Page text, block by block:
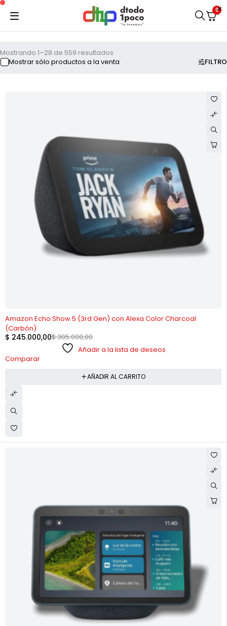
0
FILTRO
Mostrando 1–28 de 559 resultados
Mostrar sólo productos a la venta
Amazon Echo Show 5 (3rd Gen) con Alexa Color Charcoal
(Carbón)
$305.000,00
$ 245.000,00
Añadir a la lista de deseos
Comparar
AÑADIR AL CARRITO